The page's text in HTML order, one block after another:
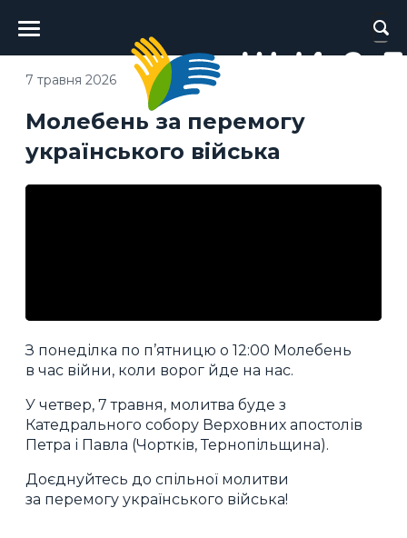
Головне
меню
Молебень за перемогу
українського війська
7 травня 2026
З понеділка по п’ятницю о 12:00 Молебень
в час війни, коли ворог йде на нас.
У четвер, 7 травня, молитва буде з
Катедрального собору Верховних апостолів
Петра і Павла (Чортків, Тернопільщина).
Доєднуйтесь до спільної молитви
за перемогу українського війська!